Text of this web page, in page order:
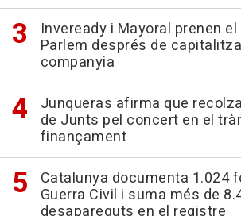
Inveready i Mayoral prenen
Parlem després de
companyia
Junqueras afirma que
de Junts pel concert en el
finançament
Catalunya documenta 1.024
Guerra Civil i suma més de